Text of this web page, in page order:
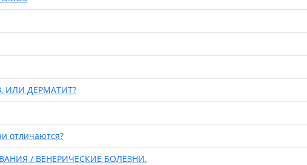
ИЛИ ДЕРМАТИТ?
отличаются?
/ ВЕНЕРИЧЕСКИЕ БОЛЕЗНИ.